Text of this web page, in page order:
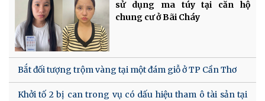
sử dụng ma túy tại căn hộ
chung cư ở Bãi Cháy
Bắt đối tượng trộm vàng tại một đám giỗ ở TP Cần Thơ
Khởi tố 2 bị can trong vụ có dấu hiệu tham ô tài sản tại